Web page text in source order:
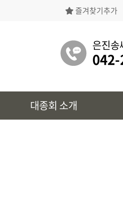
즐겨찾기추가
은진송
대종회 소개
유래
시조 및 보관유리, 선대묘역을